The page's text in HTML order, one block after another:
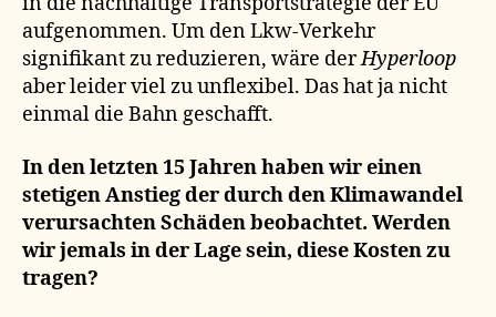
aufgenommen. Um den Lkw-Verkehr
signifikant zu reduzieren, wäre derHyperloop
aber leider viel zu unflexibel. Das hat ja nicht
einmal die Bahn geschafft.
In den letzten 15 Jahren haben wir einen
stetigen Anstieg der durch den Klimawandel
verursachten Schäden beobachtet. Werden
wir jemals in der Lage sein, diese Kosten zu
tragen?